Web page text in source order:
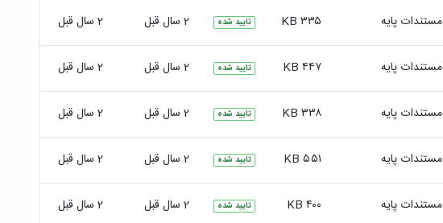
مستندات پایه ۳۳۵ KB تایید شده 2 سال قبل 2 سال قبل
مستندات پایه ۴۴۷ KB تایید شده 2 سال قبل 2 سال قبل
مستندات پایه ۳۳۸ KB تایید شده 2 سال قبل 2 سال قبل
مستندات پایه ۵۵۱ KB تایید شده 2 سال قبل 2 سال قبل
مستندات پایه ۴۰۰ KB تایید شده 2 سال قبل 2 سال قبل